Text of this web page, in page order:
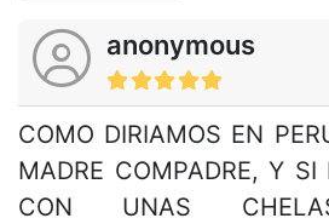
anonymous
COMO DIRIAMOS EN
MADRE COMPADRE, Y SI
CON UNAS